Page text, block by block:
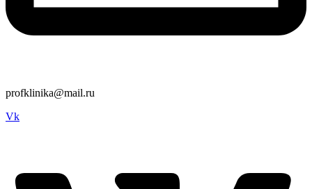
profklinika@mail.ru
Vk